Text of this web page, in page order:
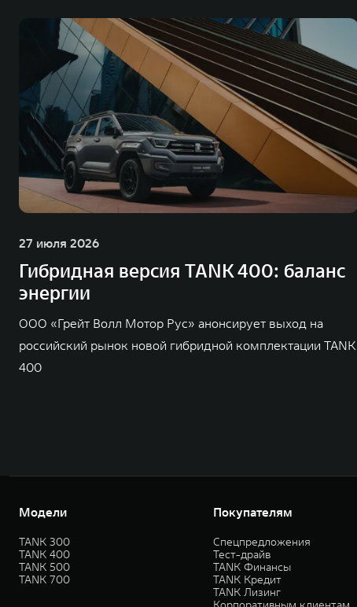
27 июля 2026
Гибридная версия TANK 400: баланс
энергии
ООО «Грейт Волл Мотор Рус» анонсирует выход на
российский рынок новой гибридной комплектации TANK
400
Модели
TANK 300
TANK 400
TANK 500
TANK 700
Покупателям
Спецпредложения
Тест-драйв
TANK Финансы
TANK Кредит
TANK Лизинг